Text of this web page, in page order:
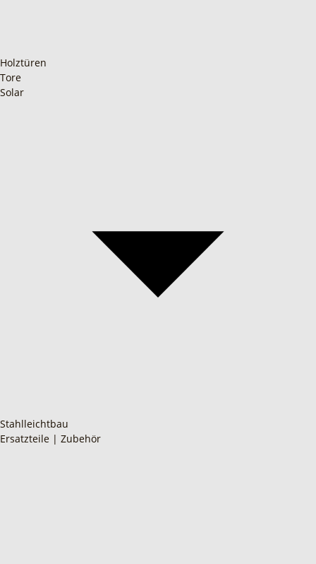
Holztüren
Tore
Solar
Stahlleichtbau
Ersatzteile | Zubehör